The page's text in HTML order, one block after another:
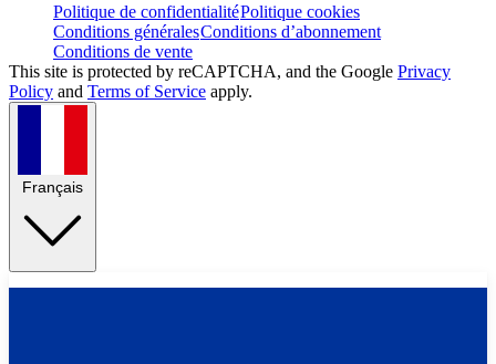
Politique de confidentialitéPolitique cookies
Conditions généralesConditions d’abonnement
Conditions de vente
This site is protected by reCAPTCHA, and the Google Privacy
Policy and Terms of Service apply.
Français